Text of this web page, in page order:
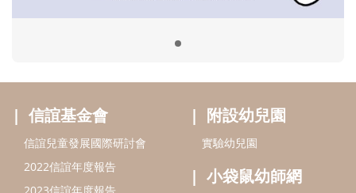
2024信誼年度報告
好孕袋
分齡育兒電子報
線上教養諮詢